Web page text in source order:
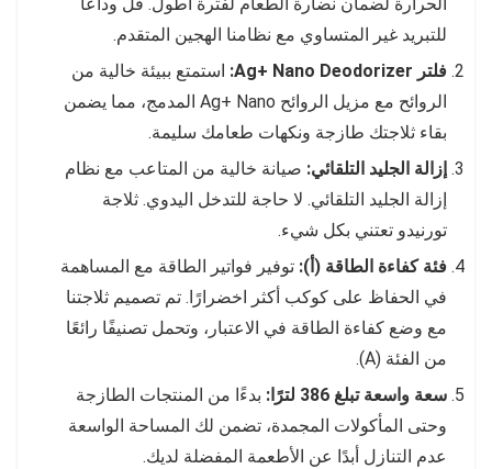
الحرارة لضمان نضارة الطعام لفترة أطول. قل وداعًا
للتبريد غير المتساوي مع نظامنا الهجين المتقدم.
فلتر Ag+ Nano Deodorizer:
استمتع ببيئة خالية من
الروائح مع مزيل الروائح Ag+ Nano المدمج، مما يضمن
بقاء ثلاجتك طازجة ونكهات طعامك سليمة.
إزالة الجليد التلقائي: صيانة خالية من المتاعب مع نظام
إزالة الجليد التلقائي. لا حاجة للتدخل اليدوي. ثلاجة
تورنيدو تعتني بكل شيء.
فئة كفاءة الطاقة (أ): توفير فواتير الطاقة مع المساهمة
في الحفاظ على كوكب أكثر اخضرارًا. تم تصميم ثلاجتنا
مع وضع كفاءة الطاقة في الاعتبار، وتحمل تصنيفًا رائعًا
من الفئة (A).
سعة واسعة تبلغ 386 لترًا:
بدءًا من المنتجات الطازجة
وحتى المأكولات المجمدة، تضمن لك المساحة الواسعة
عدم التنازل أبدًا عن الأطعمة المفضلة لديك.